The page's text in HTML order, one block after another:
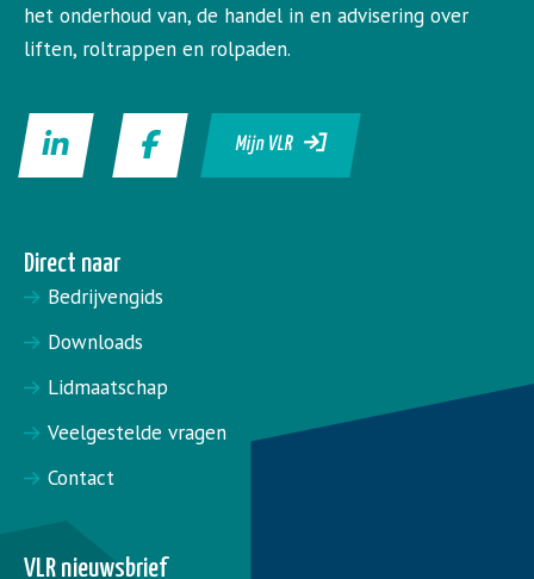
het onderhoud van, de handel in en advisering over
liften, roltrappen en rolpaden.
Mijn VLR
Direct naar
Bedrijvengids
Downloads
Lidmaatschap
Veelgestelde vragen
Contact
VLR nieuwsbrief